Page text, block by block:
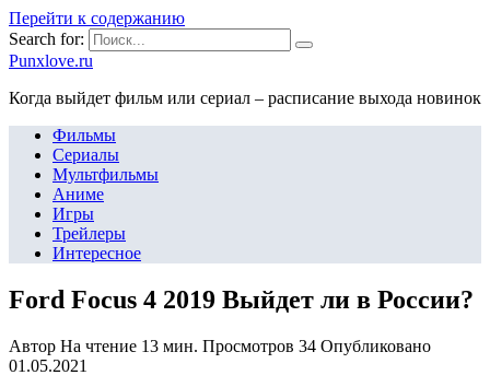
Перейти к содержанию
Search for:
Punxlove.ru
Когда выйдет фильм или сериал – расписание выхода новинок
Фильмы
Сериалы
Мультфильмы
Аниме
Игры
Трейлеры
Интересное
Ford Focus 4 2019 Выйдет ли в России?
Автор На чтение 13 мин. Просмотров 34 Опубликовано
01.05.2021